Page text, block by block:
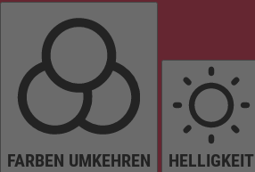
FARBEN UMKEHREN HELLIGKEIT